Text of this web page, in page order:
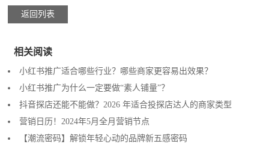
返回列表
相关阅读
小红书推广适合哪些行业？哪些商家更容易出效果？
小红书推广为什么一定要做“素人铺量”？
抖音探店还能不能做？2026 年适合投探店达人的商家类型
营销日历！2024年5月全月营销节点
【潮流密码】解锁年轻心动的品牌新五感密码